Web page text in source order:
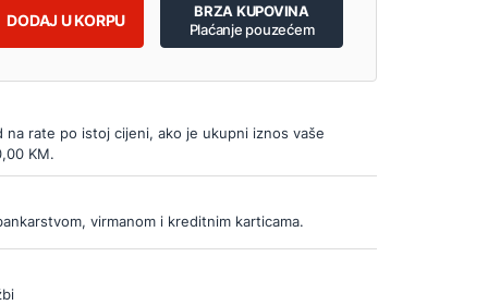
DODAJ U KORPU
BRZA KUPOVINA
Plaćanje pouzećem
na rate po istoj cijeni, ako je ukupni iznos vaše
KM.
virmanom i kreditnim karticama.